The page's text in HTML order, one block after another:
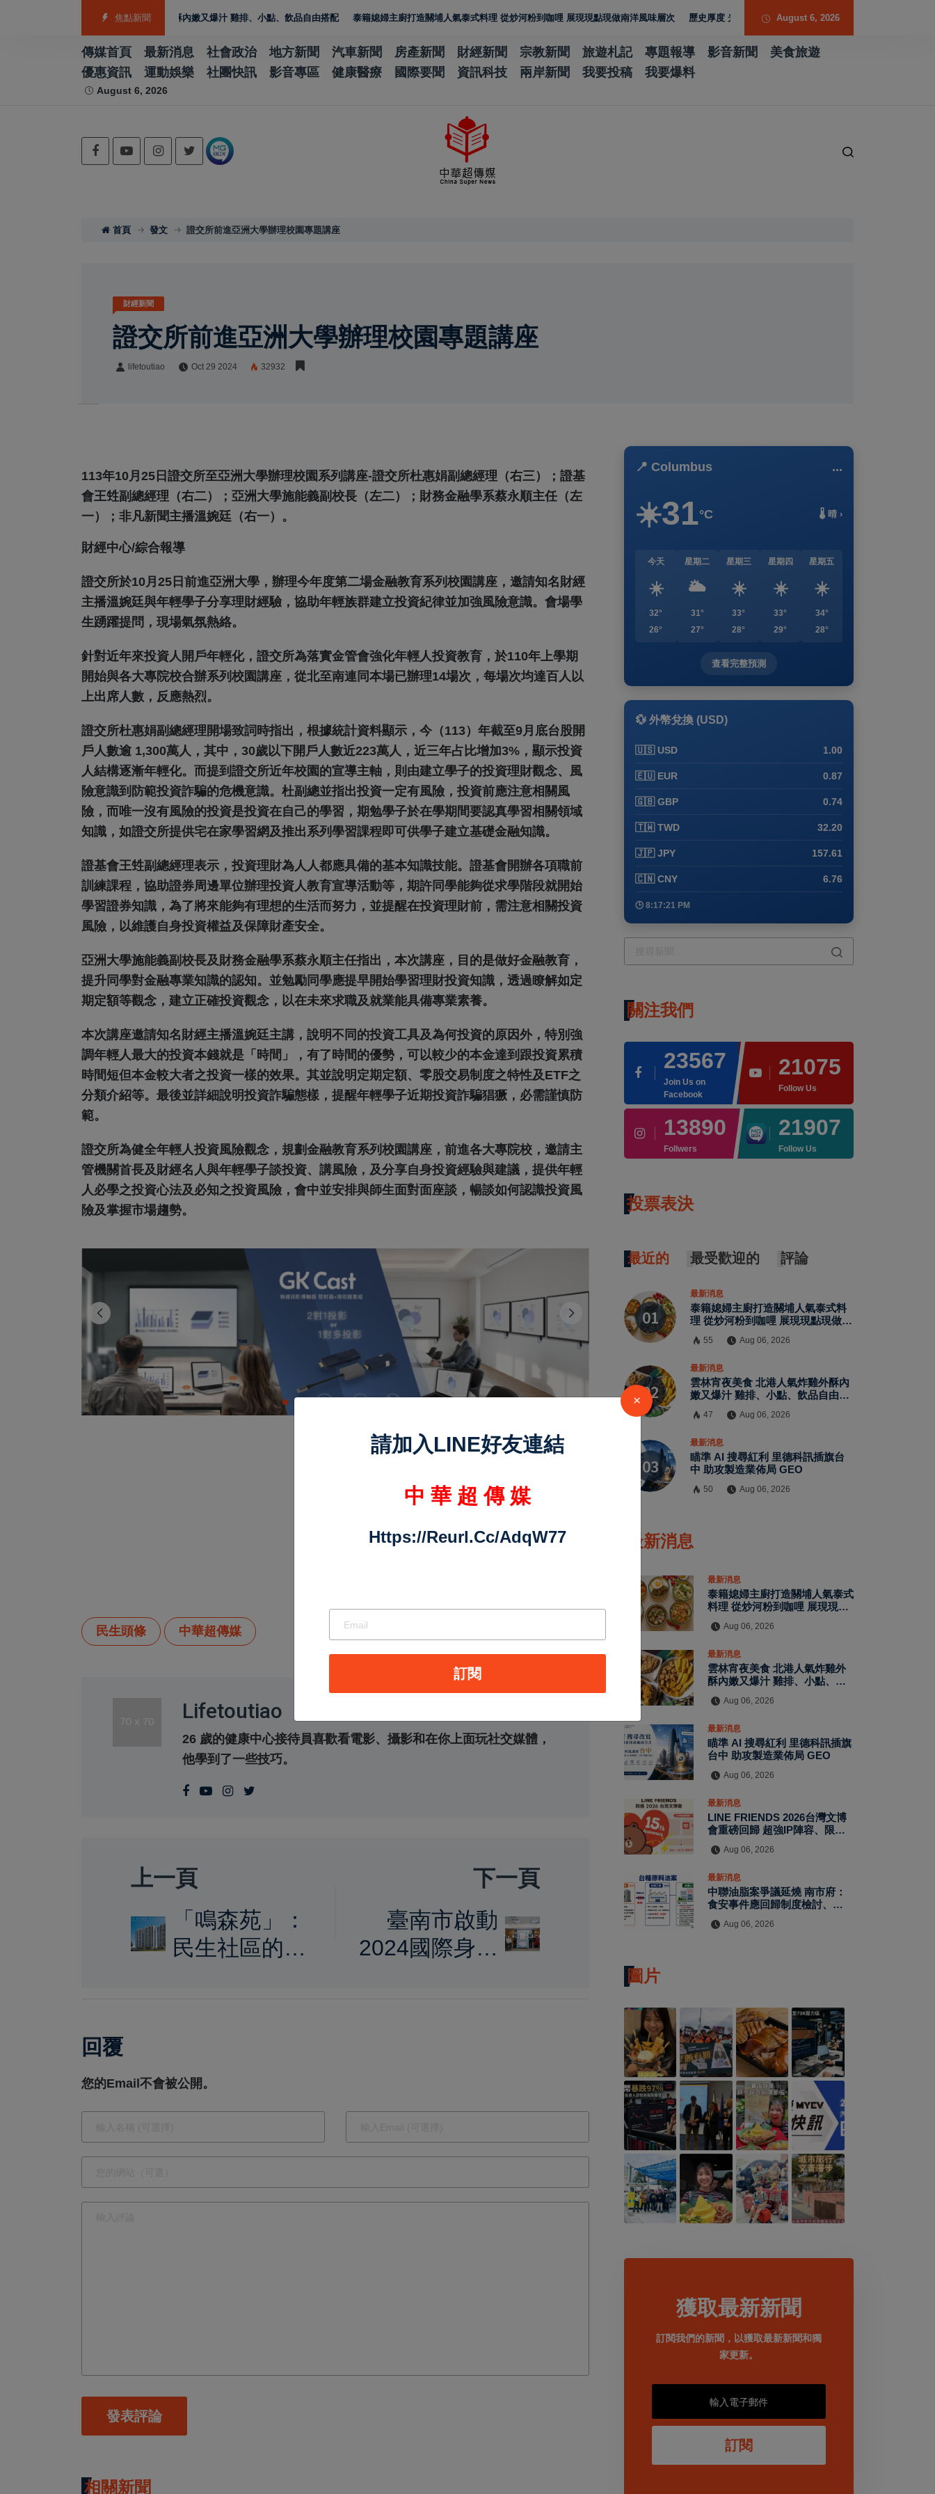
焦點新聞
雲林宵夜美食 北港人氣炸雞外酥內嫩又爆汁 雞排、小點、飲品自由搭配 泰籍媳婦主廚打造關埔人氣泰式料理 從炒河粉到咖哩 展現現點現做南洋風味層次 歷史厚度 光影流動 胡焱榮用「石說新語」重構當代翡翠
August 6, 2026
傳媒首頁 最新消息 社會政治 地方新聞 汽車新聞 房產新聞 財經新聞 宗教新聞 旅遊札記 專題報導 影音新聞
美食旅遊
優惠資訊
運動娛樂 社團快訊 影音專區 健康醫療 國際要聞 資訊科技 兩岸新聞 我要投稿 我要爆料
August 6, 2026
首頁 發文 證交所前進亞洲大學辦理校園專題講座
財經新聞
證交所前進亞洲大學辦理校園專題講座
lifetoutiao Oct 29 2024 32932
113年10月25日證交所至亞洲大學辦理校園系列講座-證交所杜惠娟副總經理（右三）；證基
會王甡副總經理（右二）；亞洲大學施能義副校長（左二）；財務金融學系蔡永順主任（左
一）；非凡新聞主播溫婉廷（右一）。
財經中心/綜合報導
證交所於10月25日前進亞洲大學，辦理今年度第二場金融教育系列校園講座，邀請知名財經
主播溫婉廷與年輕學子分享理財經驗，協助年輕族群建立投資紀律並加強風險意識。會場學
生踴躍提問，現場氣氛熱絡。
針對近年來投資人開戶年輕化，證交所為落實金管會強化年輕人投資教育，於110年上學期
開始與各大專院校合辦系列校園講座，從北至南連同本場已辦理14場次，每場次均達百人以
上出席人數，反應熱烈。
證交所杜惠娟副總經理開場致詞時指出，根據統計資料顯示，今（113）年截至9月底台股開
戶人數逾 1,300萬人，其中，30歲以下開戶人數近223萬人，近三年占比增加3%，顯示投資
人結構逐漸年輕化。而提到證交所近年校園的宣導主軸，則由建立學子的投資理財觀念、風
險意識到防範投資詐騙的危機意識。杜副總並指出投資一定有風險，投資前應注意相關風
險，而唯一沒有風險的投資是投資在自己的學習，期勉學子於在學期間要認真學習相關領域
知識，如證交所提供宅在家學習網及推出系列學習課程即可供學子建立基礎金融知識。
證基會王甡副總經理表示，投資理財為人人都應具備的基本知識技能。證基會開辦各項職前
訓練課程，協助證券周邊單位辦理投資人教育宣導活動等，期許同學能夠從求學階段就開始
學習證券知識，為了將來能夠有理想的生活而努力，並提醒在投資理財前，需注意相關投資
風險，以維護自身投資權益及保障財產安全。
亞洲大學施能義副校長及財務金融學系蔡永順主任指出，本次講座，目的是做好金融教育，
提升同學對金融專業知識的認知。並勉勵同學應提早開始學習理財投資知識，透過瞭解如定
期定額等觀念，建立正確投資觀念，以在未來求職及就業能具備專業素養。
本次講座邀請知名財經主播溫婉廷主講，說明不同的投資工具及為何投資的原因外，特別強
調年輕人最大的投資本錢就是「時間」，有了時間的優勢，可以較少的本金達到跟投資累積
時間短但本金較大者之投資一樣的效果。其並說明定期定額、零股交易制度之特性及ETF之
分類介紹等。最後並詳細說明投資詐騙態樣，提醒年輕學子近期投資詐騙猖獗，必需謹慎防
範。
證交所為健全年輕人投資風險觀念，規劃金融教育系列校園講座，前進各大專院校，邀請主
管機關首長及財經名人與年輕學子談投資、講風險，及分享自身投資經驗與建議，提供年輕
人必學之投資心法及必知之投資風險，會中並安排與師生面對面座談，暢談如何認識投資風
險及掌握市場趨勢。
民生頭條 中華超傳媒
Lifetoutiao
26 歲的健康中心接待員喜歡看電影、攝影和在你上面玩社交媒體，
他學到了一些技巧。
上一頁
「鳴森苑」：
民生社區的
下一頁
臺南市啟動
2024國際身障
回覆
您的Email不會被公開。
發表評論
相關新聞
📍 Columbus ...
☀️31°C 🌡️ 晴 ›
今天
☀️
32°
26°
星期二
🌥️
31°
27°
星期三
☀️
33°
28°
星期四
☀️
33°
29°
星期五
☀️
34°
28°
查看完整預測
💱 外幣兌換 (USD)
🇺🇸 USD 1.00
🇪🇺 EUR 0.87
🇬🇧 GBP 0.74
🇹🇼 TWD 32.20
🇯🇵 JPY 157.61
🇨🇳 CNY 6.76
🕒 8:17:21 PM
關注我們
23567
Join Us on
Facebook
21075
Follow Us
13890
Follwers
21907
Follow Us
投票表決
最近的 最受歡迎的 評論
最新消息
泰籍媳婦主廚打造關埔人氣泰式料
理 從炒河粉到咖哩 展現現點現做南
55 Aug 06, 2026
最新消息
雲林宵夜美食 北港人氣炸雞外酥內
嫩又爆汁 雞排、小點、飲品自由搭
47 Aug 06, 2026
最新消息
瞄準 AI 搜尋紅利 里德科訊插旗台
中 助攻製造業佈局 GEO
50 Aug 06, 2026
最新消息
最新消息
泰籍媳婦主廚打造關埔人氣泰式
料理 從炒河粉到咖哩 展現現點
Aug 06, 2026
最新消息
雲林宵夜美食 北港人氣炸雞外
酥內嫩又爆汁 雞排、小點、飲
Aug 06, 2026
最新消息
瞄準 AI 搜尋紅利 里德科訊插旗
台中 助攻製造業佈局 GEO
Aug 06, 2026
最新消息
LINE FRIENDS 2026台灣文博
會重磅回歸 超強IP陣容、限定
Aug 06, 2026
最新消息
中聯油脂案爭議延燒 南市府：
食安事件應回歸制度檢討、勿淪
Aug 06, 2026
圖片
獲取最新新聞
訂閱我們的新聞，以獲取最新新聞和獨
家更新。
訂閱
×
請加入LINE好友連結
中 華 超 傳 媒
Https://reurl.cc/adqW77
訂閱